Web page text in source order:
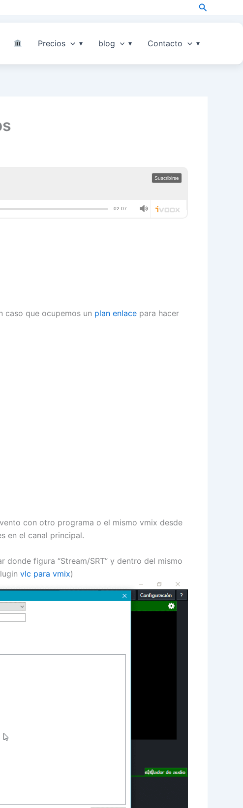
Search
Precios blog Contacto
caso que ocupemos un plan enlace para hacer
con otro programa o el mismo vmix desde
en el canal principal.
figura “Stream/SRT” y dentro del mismo
vlc para vmix)